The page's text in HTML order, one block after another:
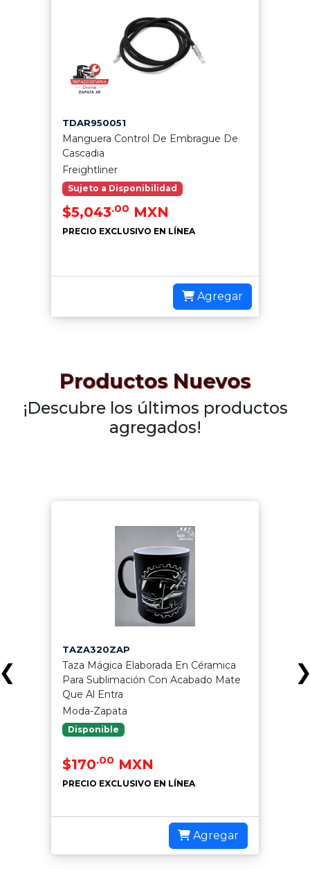
TDAR950051
Manguera Control De Embrague De
Cascadia
Freightliner
Sujeto a Disponibilidad
$5,043.00 MXN
PRECIO EXCLUSIVO EN LÍNEA
Agregar
Productos Nuevos
¡Descubre los últimos productos
agregados!
TAZA320ZAP
Taza Mágica Elaborada En Céramica
Para Sublimación Con Acabado Mate
Que Al Entra
Moda-Zapata
Disponible
$170.00 MXN
PRECIO EXCLUSIVO EN LÍNEA
Agregar